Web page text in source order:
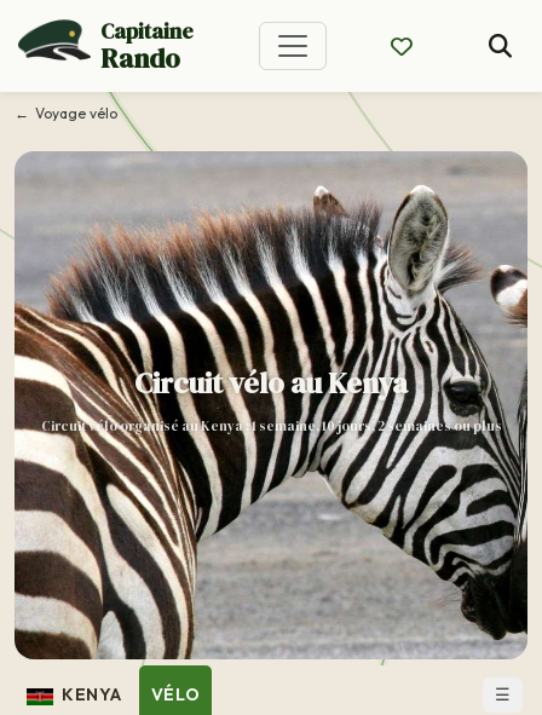
Capitaine
Rando
Voyage vélo
Circuit vélo au Kenya
Circuit vélo organisé au Kenya : 1 semaine, 10 jours, 2 semaines ou plus
KENYA VÉLO ☰